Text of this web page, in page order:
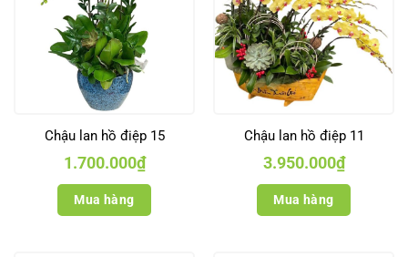
Chậu lan hồ điệp 15
1.700.000₫
Mua hàng
Chậu lan hồ điệp 11
3.950.000₫
Mua hàng